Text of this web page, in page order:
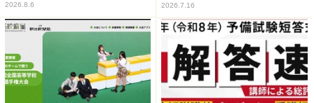
2026.8.6 2026.7.16